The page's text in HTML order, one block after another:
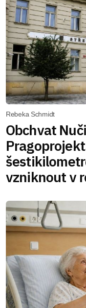
Rebeka Schmidt
Obchvat
vzniknout v